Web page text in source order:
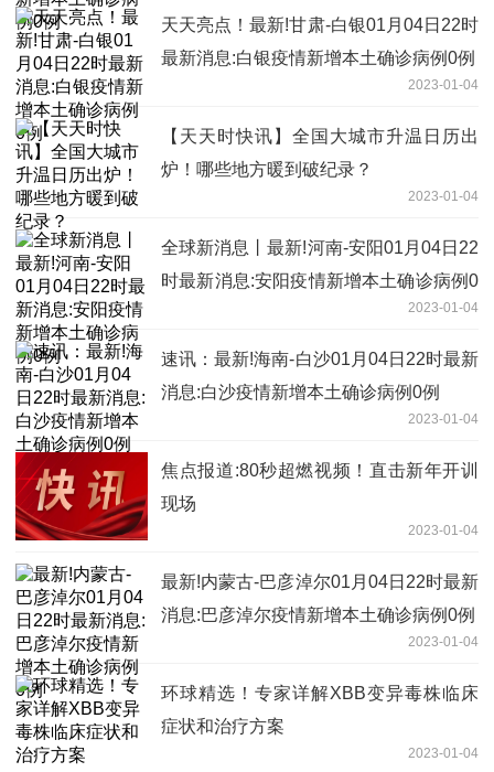
天天亮点！最新!甘肃-白银01月04日22时
最新消息:白银疫情新增本土确诊病例0例
2023-01-04
【天天时快讯】全国大城市升温日历出
炉！哪些地方暖到破纪录？
2023-01-04
全球新消息丨最新!河南-安阳01月04日22
时最新消息:安阳疫情新增本土确诊病例0
2023-01-04
速讯：最新!海南-白沙01月04日22时最新
消息:白沙疫情新增本土确诊病例0例
2023-01-04
焦点报道:80秒超燃视频！直击新年开训
现场
2023-01-04
最新!内蒙古-巴彦淖尔01月04日22时最新
消息:巴彦淖尔疫情新增本土确诊病例0例
2023-01-04
环球精选！专家详解XBB变异毒株临床
症状和治疗方案
2023-01-04